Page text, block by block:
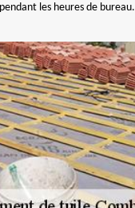
les heures de bureau.